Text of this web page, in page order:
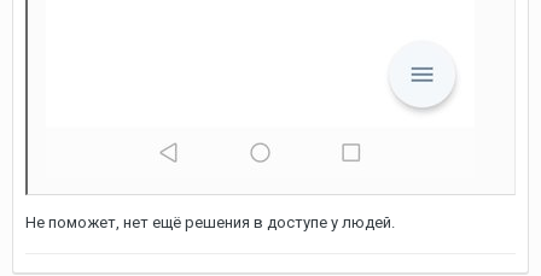
Не поможет, нет ещё решения в доступе у людей.